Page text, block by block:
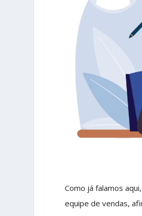
Como já falamos
equipe de vendas,